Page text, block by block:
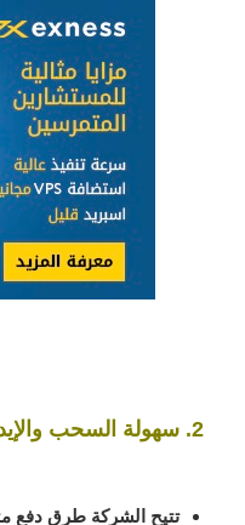
2. سهولة السحب والإيداع
تتيح الشركة طرق دفع